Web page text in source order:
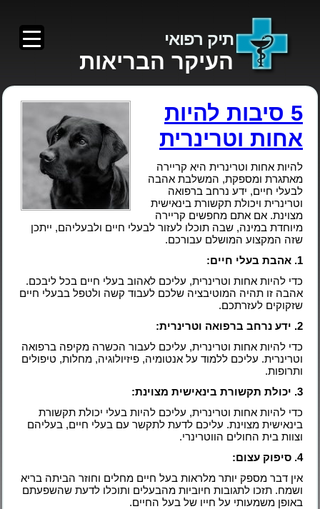
תיק רפואי
העיקר הבריאות
5 סיבות להיות
אחות וטרינרית
להיות אחות וטרינרית היא קריירה
מאתגרת ומספקת, המשלבת אהבה
לבעלי חיים, ידע נרחב ברפואה
וטרינרית ויכולת תקשורת בינאישית
מצוינת. אם אתם מחפשים קריירה
מיוחדת במינה, שבה תוכלו לעזור לבעלי חיים ולבעליהם, ייתכן
שזה המקצוע המושלם עבורכם.
1. אהבת בעלי חיים:
כדי להיות אחות וטרינרית, עליכם לאהוב בעלי חיים בכל ליבכם.
אהבה זו תהיה המוטיבציה שלכם לעבוד קשה ולטפל בבעלי חיים
שזקוקים לעזרתכם.
2. ידע נרחב ברפואה וטרינרית:
כדי להיות אחות וטרינרית, עליכם לעבור הכשרה מקיפה ברפואה
וטרינרית. עליכם ללמוד על אנטומיה, פיזיולוגיה, מחלות, טיפולים
ותרופות.
3. יכולת תקשורת בינאישית מצוינת:
כדי להיות אחות וטרינרית, עליכם להיות בעלי יכולת תקשורת
בינאישית מצוינת. עליכם לדעת לתקשר עם בעלי חיים, בעליהם
וצוות בית החולים הווטרינרי.
4. סיפוק עצום:
אין דבר מספק יותר מלראות בעל חיים מחלים וחוזר הביתה בריא
ושמח. תזכו לתגובות חיוביות מהבעלים ותוכלו לדעת שהשפעתם
באופן משמעותי על חייו של בעל החיים.